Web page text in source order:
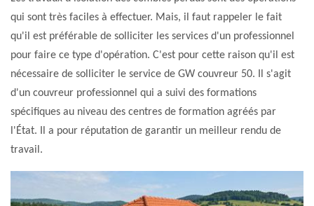
qui sont très faciles à effectuer. Mais, il faut rappeler le fait
qu'il est préférable de solliciter les services d'un professionnel
pour faire ce type d'opération. C'est pour cette raison qu'il est
nécessaire de solliciter le service de GW couvreur 50. Il s'agit
d'un couvreur professionnel qui a suivi des formations
spécifiques au niveau des centres de formation agréés par
l'État. Il a pour réputation de garantir un meilleur rendu de
travail.